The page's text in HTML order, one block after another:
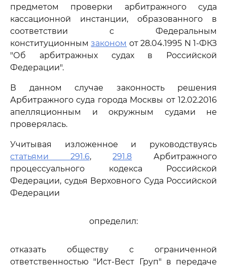
предметом проверки арбитражного суда
кассационной инстанции, образованного в
соответствии с Федеральным
конституционнымзаконом от 28.04.1995 N 1-ФКЗ
"Об арбитражных судах в Российской
Федерации".
В данном случае законность решения
Арбитражного суда города Москвы от 12.02.2016
апелляционным и окружным судами не
проверялась.
Учитывая изложенное и руководствуясь
статьями 291.6,291.8 Арбитражного
процессуального кодекса Российской
Федерации, судья Верховного Суда Российской
Федерации
определил:
отказать обществу с ограниченной
ответственностью "Ист-Вест Груп" в передаче